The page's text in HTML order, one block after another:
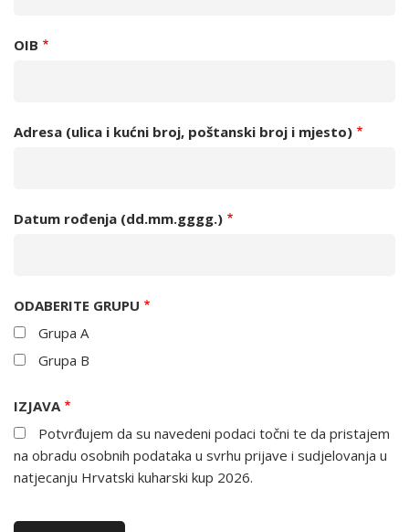
OIB
Adresa (ulica i kućni broj, poštanski broj i mjesto)
Datum rođenja (dd.mm.gggg.)
ODABERITE GRUPU
Grupa A
Grupa B
IZJAVA
Potvrđujem da su navedeni podaci točni te da pristajem
na obradu osobnih podataka u svrhu prijave i sudjelovanja u
natjecanju Hrvatski kuharski kup 2026.